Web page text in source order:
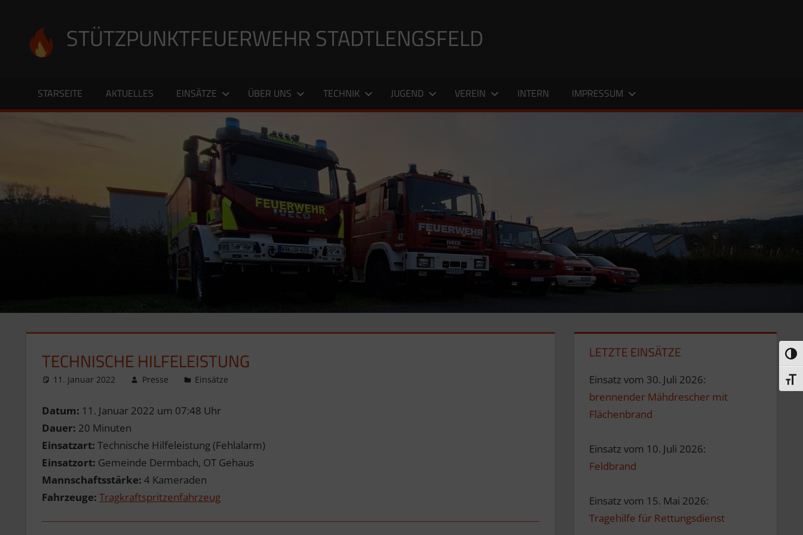
springen
STÜTZPUNKTFEUERWEHR STADTLENGSFELD
STARSEITE AKTUELLES EINSÄTZE ÜBER UNS TECHNIK JUGEND VEREIN INTERN IMPRESSUM
TECHNISCHE HILFELEISTUNG
11. Januar 2022 Presse Einsätze
Datum: 11. Januar 2022 um 07:48 Uhr
Dauer: 20 Minuten
Einsatzart: Technische Hilfeleistung (Fehlalarm)
Einsatzort: Gemeinde Dermbach, OT Gehaus
Mannschaftsstärke: 4 Kameraden
Fahrzeuge: Tragkraftspritzenfahrzeug
LETZTE EINSÄTZE
Einsatz vom 30. Juli 2026:
brennender Mähdrescher mit
Flächenbrand
Einsatz vom 10. Juli 2026:
Feldbrand
Einsatz vom 15. Mai 2026:
Tragehilfe für Rettungsdienst